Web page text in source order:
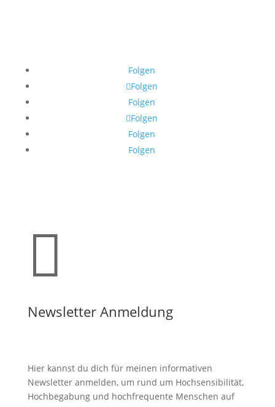
Folgen
Folgen
Folgen
Folgen
Folgen
Folgen

Newsletter Anmeldung
Hier kannst du dich für meinen informativen
Newsletter anmelden, um rund um Hochsensibilität,
Hochbegabung und hochfrequente Menschen auf